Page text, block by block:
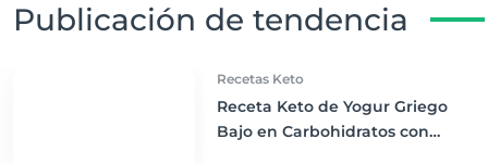
Publicación de tendencia
Recetas Keto
Receta Keto de Yogur Griego
Bajo en Carbohidratos con